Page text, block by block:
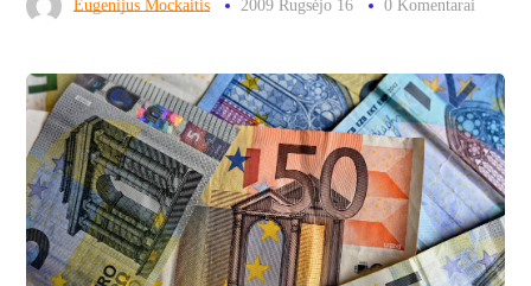
Eugenijus Mockaitis 2009 Rugsėjo 16 0 Komentarai